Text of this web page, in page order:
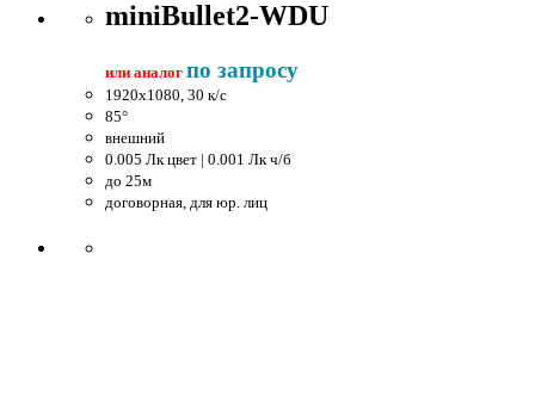
miniBullet2-WDU
или аналог по запросу
1920x1080, 30 к/c
85°
внешний
0.005 Лк цвет | 0.001 Лк ч/б
до 25м
договорная, для юр. лиц